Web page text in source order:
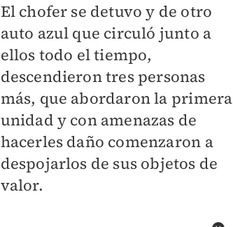
El chofer se detuvo y de otro
auto azul que circuló junto a
ellos todo el tiempo,
descendieron tres personas
más, que abordaron la primera
unidad y con amenazas de
hacerles daño comenzaron a
despojarlos de sus objetos de
valor.